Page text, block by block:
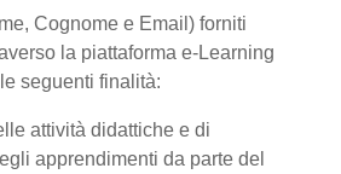
Cognome e Email) forniti
la piattaforma e-Learning
seguenti finalità:
attività didattiche e di
apprendimenti da parte del